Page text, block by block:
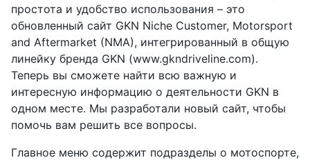
простота и удобство использования – это
обновленный сайт GKN Niche Customer, Motorsport
and Aftermarket (NMA), интегрированный в общую
линейку бренда GKN (www.gkndriveline.com).
Теперь вы сможете найти всю важную и
интересную информацию о деятельности GKN в
одном месте. Мы разработали новый сайт, чтобы
помочь вам решить все вопросы.
Главное меню содержит подразделы о мотоспорте,